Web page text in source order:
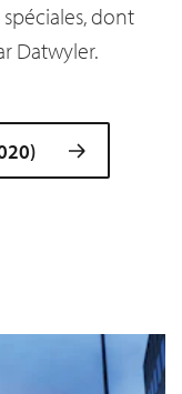
dont
Datwyler.